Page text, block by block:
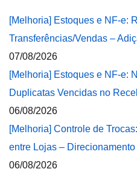
[Melhoria] Estoques e NF-e:
Transferências/Vendas –
07/08/2026
[Melhoria] Estoques e NF-e:
Duplicatas Vencidas no
06/08/2026
[Melhoria] Controle de
entre Lojas –
06/08/2026